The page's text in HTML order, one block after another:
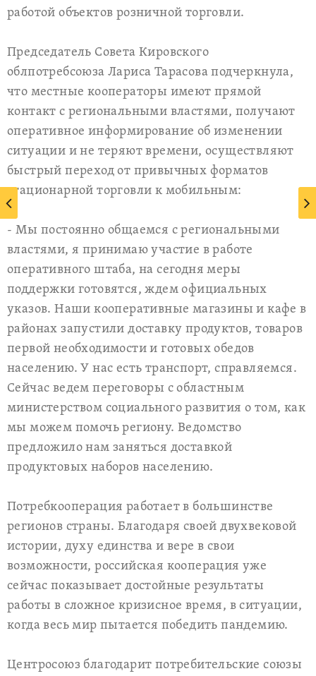
работой объектов розничной торговли.
Председатель Совета Кировского
облпотребсоюза Лариса Тарасова подчеркнула,
что местные кооператоры имеют прямой
контакт с региональными властями, получают
оперативное информирование об изменении
ситуации и не теряют времени, осуществляют
быстрый переход от привычных форматов
стационарной торговли к мобильным:
- Мы постоянно общаемся с региональными
властями, я принимаю участие в работе
оперативного штаба, на сегодня меры
поддержки готовятся, ждем официальных
указов. Наши кооперативные магазины и кафе в
районах запустили доставку продуктов, товаров
первой необходимости и готовых обедов
населению. У нас есть транспорт, справляемся.
Сейчас ведем переговоры с областным
министерством социального развития о том, как
мы можем помочь региону. Ведомство
предложило нам заняться доставкой
продуктовых наборов населению.
Потребкооперация работает в большинстве
регионов страны. Благодаря своей двухвековой
истории, духу единства и вере в свои
возможности, российская кооперация уже
сейчас показывает достойные результаты
работы в сложное кризисное время, в ситуации,
когда весь мир пытается победить пандемию.
Центросоюз благодарит потребительские союзы